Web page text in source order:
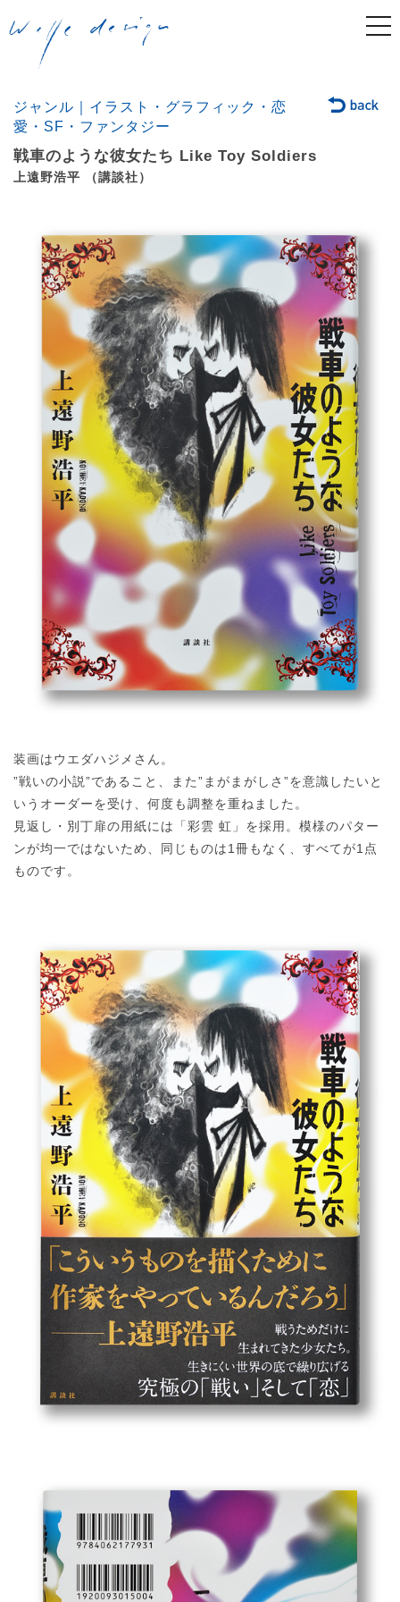
ジャンル｜イラスト・グラフィック・恋
愛・SF・ファンタジー
戦車のような彼女たち Like Toy Soldiers
上遠野浩平 （講談社）
装画はウエダハジメさん。
”戦いの小説”であること、また”まがまがしさ”を意識したいと
いうオーダーを受け、何度も調整を重ねました。
見返し・別丁扉の用紙には「彩雲 虹」を採用。模様のパター
ンが均一ではないため、同じものは1冊もなく、すべてが1点
ものです。